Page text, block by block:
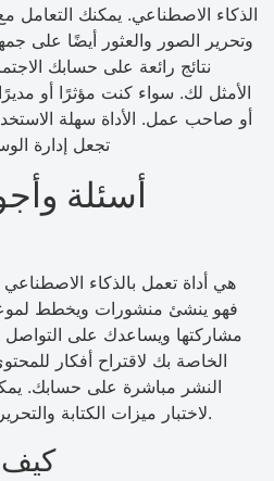
الذكاء الاصطناعي. يمكنك التعامل
وتحرير الصور والعثور أيضًا على
الأمثل لك. سواء كنت مؤثرًا أو
أو صاحب عمل. الأداة سهلة
تجعل إدارة
أسئلة
مشاركتها ويساعدك على التواصل
لاختبار ميزات الكتابة والتحرير الخاصة بالذكاء الاصطناعي.
كيف